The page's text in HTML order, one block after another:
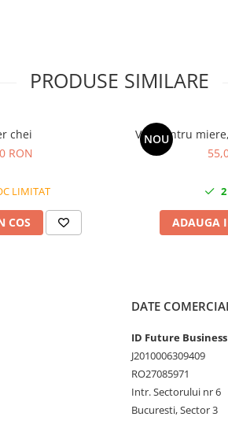
PRODUSE SIMILARE
chei
RON
LIMITAT
COS
NOU
Vas pentru
2
ADAUGA
DATE
ID Future Business
J2010006309409
RO27085971
Intr. Sectorului nr 6
Bucuresti, Sector 3